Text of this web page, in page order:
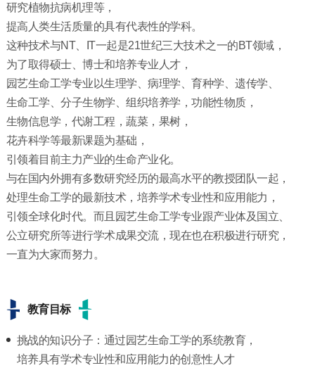
研究植物抗病机理等，
提高人类生活质量的具有代表性的学科。
这种技术与NT、IT一起是21世纪三大技术之一的BT领域，
为了取得硕士、博士和培养专业人才，
园艺生命工学专业以生理学、病理学、育种学、遗传学、
生命工学、分子生物学、组织培养学，功能性物质，
生物信息学，代谢工程，蔬菜，果树，
花卉科学等最新课题为基础，
引领着目前主力产业的生命产业化。
与在国内外拥有多数研究经历的最高水平的教授团队一起，
处理生命工学的最新技术，培养学术专业性和应用能力，
引领全球化时代。而且园艺生命工学专业跟产业体及国立、
公立研究所等进行学术成果交流，现在也在积极进行研究，
一直为大家而努力。
教育目标
挑战的知识分子：通过园艺生命工学的系统教育，
培养具有学术专业性和应用能力的创意性人才